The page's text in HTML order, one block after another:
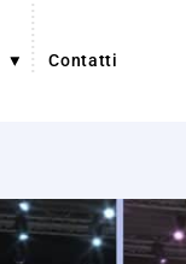
Contatti